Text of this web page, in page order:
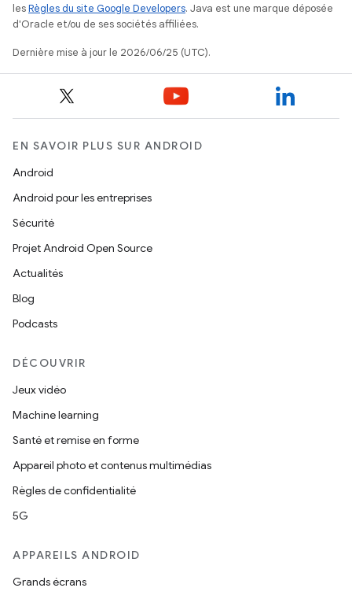
lesRègles du site Google Developers. Java est une marque déposée
d'Oracle et/ou de ses sociétés affiliées.
Dernière mise à jour le 2026/06/25 (UTC).
EN SAVOIR PLUS SUR ANDROID
Android
Android pour les entreprises
Sécurité
Projet Android Open Source
Actualités
Blog
Podcasts
DÉCOUVRIR
Jeux vidéo
Machine learning
Santé et remise en forme
Appareil photo et contenus multimédias
Règles de confidentialité
5G
APPAREILS ANDROID
Grands écrans